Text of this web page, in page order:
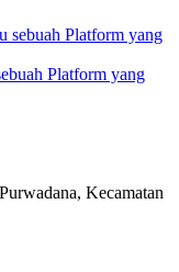
Platform yang
Kecamatan